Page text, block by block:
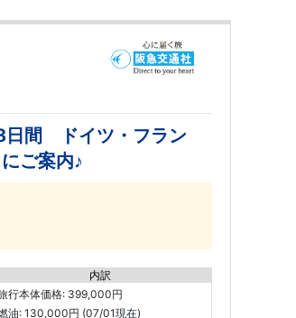
日間 ドイツ・フラン
ご案内♪
内訳
行本体価格: 399,000円
油: 130,000円 (07/01現在)